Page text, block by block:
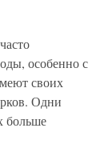
особенно с
своих
Одни
больше